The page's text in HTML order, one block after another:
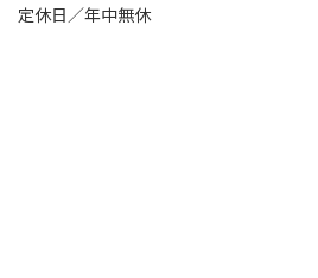
定休日／年中無休